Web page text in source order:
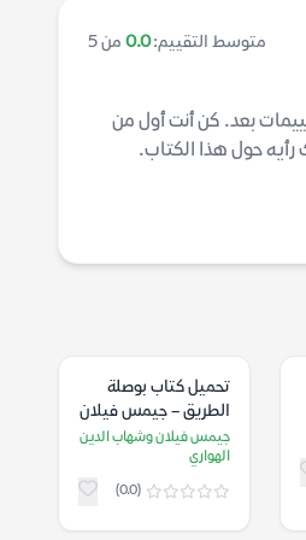
متوسط التقييم:0.0 من 5
بعد. كن أنت أول من
رأيه حول هذا الكتاب.
تحميل كتاب بوصلة
الطريق – جيمس فيلان
وشهاب الدين الهواري
جيمس فيلان وشهاب الدين
الهواري
(0.0)